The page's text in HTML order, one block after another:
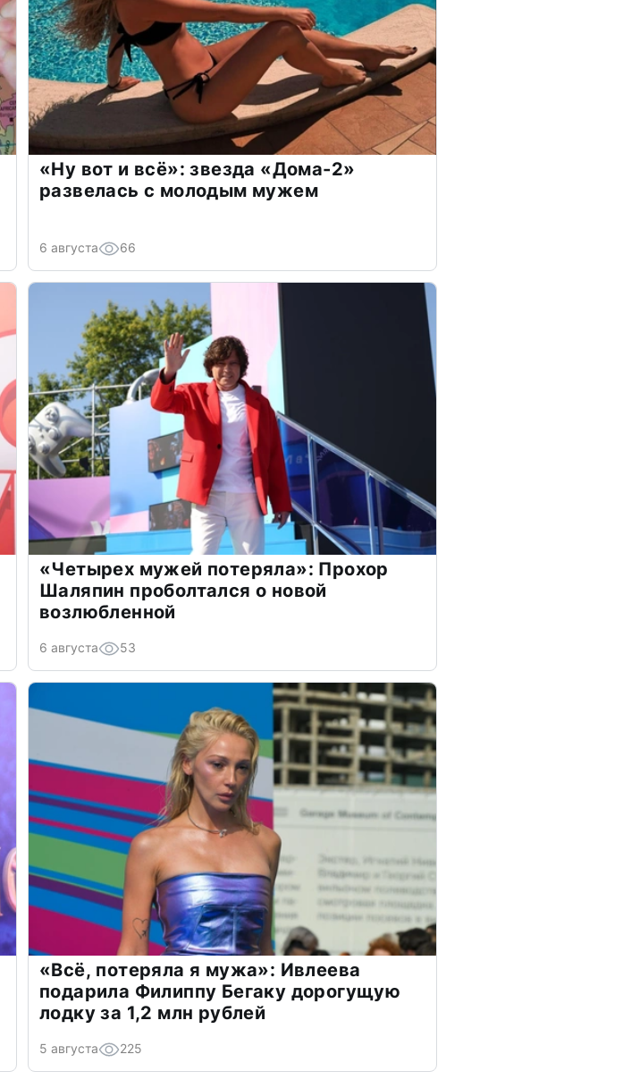
«Ну вот и всё»: звезда «Дома-2»
развелась с молодым мужем
6 августа 66
«Четырех мужей потеряла»: Прохор
Шаляпин проболтался о новой
возлюбленной
6 августа 53
«Всё, потеряла я мужа»: Ивлеева
подарила Филиппу Бегаку дорогущую
лодку за 1,2 млн рублей
5 августа 225